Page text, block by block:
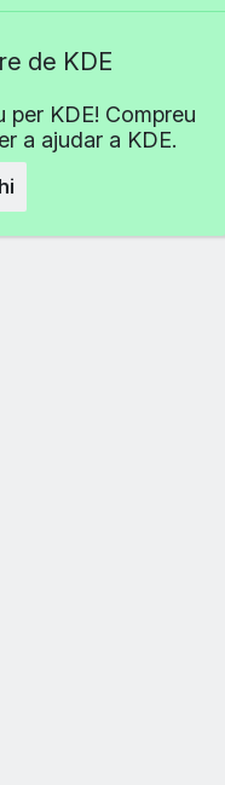
de KDE
KDE! Compreu
a ajudar a KDE.